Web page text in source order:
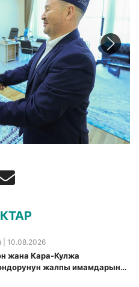
| 10.08.2026
жана Кара-Кулжа
жалпы имамдарына